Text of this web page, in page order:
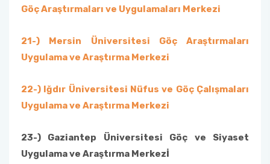
Göç Araştırmaları ve Uygulamaları Merkezi
21-) Mersin Üniversitesi Göç Araştırmaları
Uygulama ve Araştırma Merkezi
22-) Iğdır Üniversitesi Nüfus ve Göç Çalışmaları
Uygulama ve Araştırma Merkezi
23-) Gaziantep Üniversitesi Göç ve Siyaset
Uygulama ve Araştırma Merkezİ